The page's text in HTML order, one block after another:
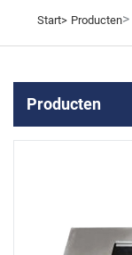
Start> Producten>
Producten